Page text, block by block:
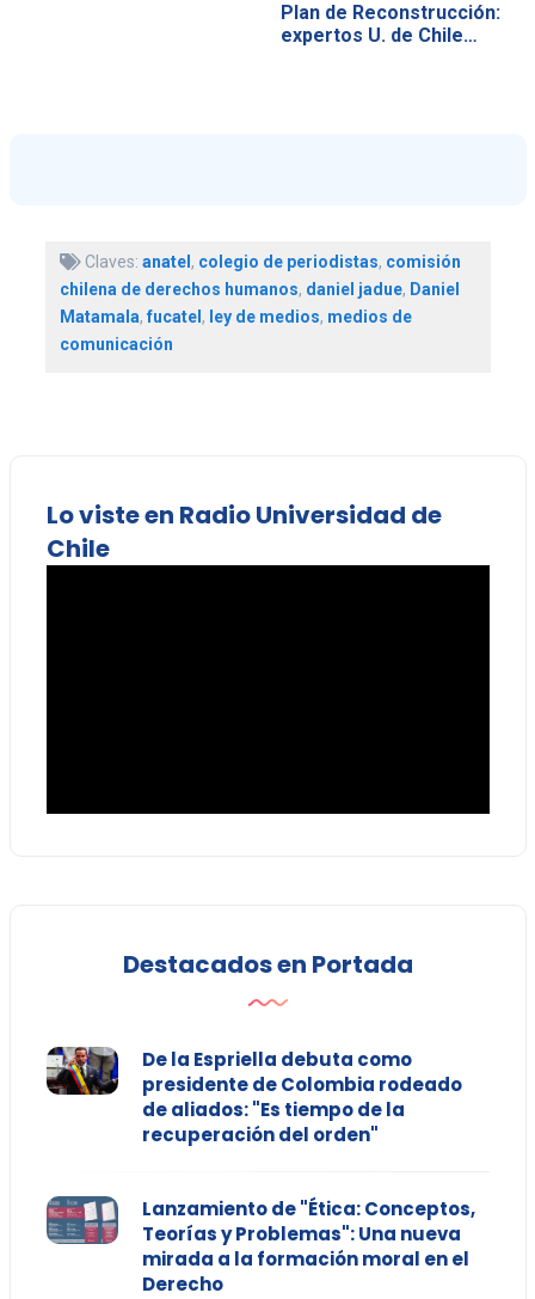
Plan de Reconstrucción:
expertos U. de Chile…
Claves: anatel, colegio de periodistas, comisión
chilena de derechos humanos, daniel jadue, Daniel
Matamala,fucatel, ley de medios, medios de
comunicación
Lo viste en Radio Universidad de
Chile
Destacados en Portada
De la Espriella debuta como
presidente de Colombia rodeado
de aliados: "Es tiempo de la
recuperación del orden"
Lanzamiento de "Ética: Conceptos,
Teorías y Problemas": Una nueva
mirada a la formación moral en el
Derecho